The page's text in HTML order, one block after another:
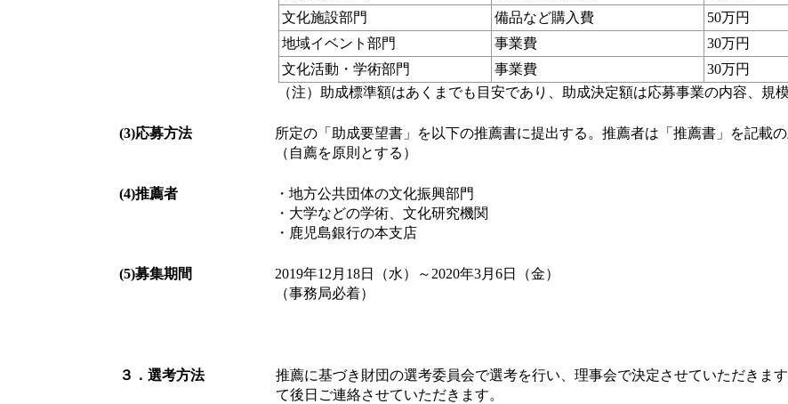
文化施設部門
備品など購入費
50万円
地域イベント部門
事業費
30万円
文化活動・学術部門
事業費
30万円
（注）助成標準額はあくまでも目安であり、助成決定額は応募事業の内容、規
(3)応募方法
所定の「助成要望書」を以下の推薦書に提出する。推薦者は「推薦書」を記載
（自薦を原則とする）
(4)推薦者
・地方公共団体の文化振興部門
・大学などの学術、文化研究機関
・鹿児島銀行の本支店
(5)募集期間
2019年12月18日（水）～2020年3月6日（金）
（事務局必着）
３．選考方法
推薦に基づき財団の選考委員会で選考を行い、理事会で決定させていただきま
て後日ご連絡させていただきます。